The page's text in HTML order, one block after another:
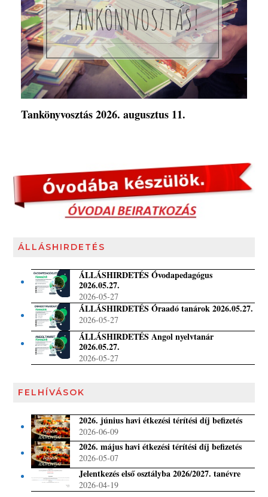
Tankönyvosztás 2026. augusztus 11.
ÁLLÁSHIRDETÉS
ÁLLÁSHIRDETÉS Óvodapedagógus
2026.05.27.
2026-05-27
ÁLLÁSHIRDETÉS Óraadó tanárok 2026.05.27.
2026-05-27
ÁLLÁSHIRDETÉS Angol nyelvtanár
2026.05.27.
2026-05-27
FELHÍVÁSOK
2026. június havi étkezési térítési díj befizetés
2026-06-09
2026. május havi étkezési térítési díj befizetés
2026-05-07
Jelentkezés első osztályba 2026/2027. tanévre
2026-04-19